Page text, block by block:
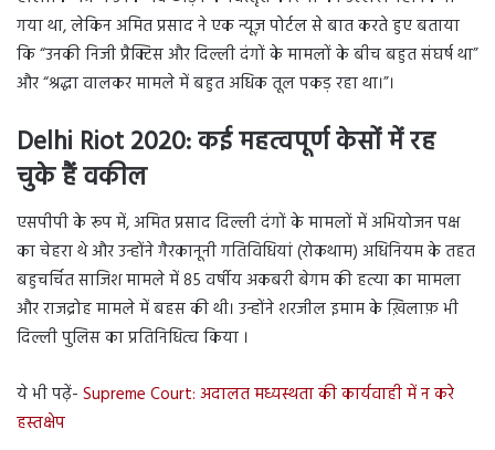
गया था, लेकिन अमित प्रसाद ने एक न्यूज़ पोर्टल से बात करते हुए बताया
कि “उनकी निजी प्रैक्टिस और दिल्ली दंगों के मामलों के बीच बहुत संघर्ष था”
और “श्रद्धा वालकर मामले में बहुत अधिक तूल पकड़ रहा था।”।
Delhi Riot 2020:कई महत्वपूर्ण केसों में रह
चुके हैं वकील
एसपीपी के रूप में, अमित प्रसाद दिल्ली दंगों के मामलों में अभियोजन पक्ष
का चेहरा थे और उन्होंने गैरकानूनी गतिविधियां (रोकथाम) अधिनियम के तहत
बहुचर्चित साजिश मामले में 85 वर्षीय अकबरी बेगम की हत्या का मामला
और राजद्रोह मामले में बहस की थी। उन्होंने शरजील इमाम के ख़िलाफ़ भी
दिल्ली पुलिस का प्रतिनिधित्व किया ।
ये भी पढ़ें- Supreme Court: अदालत मध्यस्थता की कार्यवाही में न करे
हस्तक्षेप